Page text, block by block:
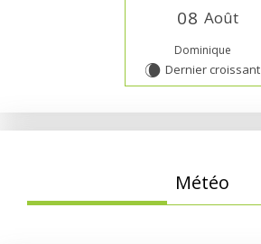
08 Août
Dominique
W Dernier croissant
Météo